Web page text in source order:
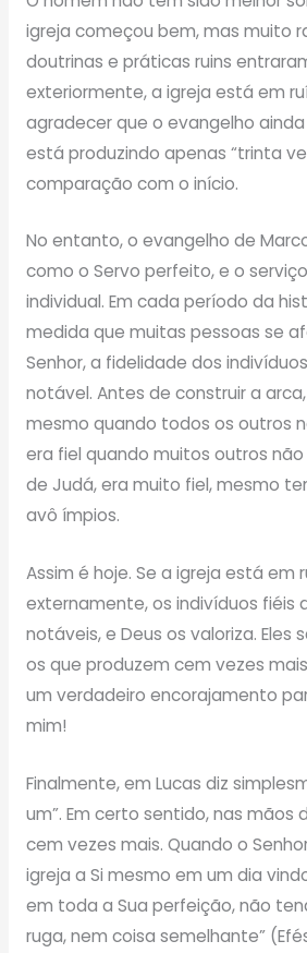
igreja começou bem, mas muito
doutrinas e práticas ruins
exteriormente, a igreja está em
agradecer que o evangelho
está produzindo apenas “trinta
comparação com o início.
No entanto, o evangelho de
como o Servo perfeito, e o
individual. Em cada período da
medida que muitas pessoas se
Senhor, a fidelidade dos
notável. Antes de construir a
mesmo quando todos os outros
era fiel quando muitos outros não
de Judá, era muito fiel, mesmo
avô ímpios.
Assim é hoje. Se a igreja está em
externamente, os indivíduos fiéis
notáveis, e Deus os valoriza. Eles
os que produzem cem vezes
um verdadeiro encorajamento
mim!
Finalmente, em Lucas diz
um”. Em certo sentido, nas mãos
cem vezes mais. Quando o
igreja a Si mesmo em um dia
em toda a Sua perfeição, não
ruga, nem coisa semelhante”